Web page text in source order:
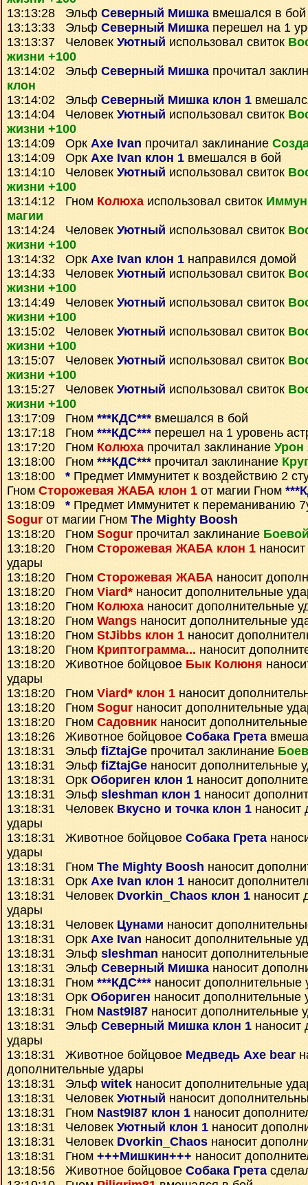
13:13:28 Эльф Северный Мишкавмешался в бой
13:13:33 Эльф Северный Мишка перешел на 1
13:13:37 Человек Уютный использовал свиток
жизни +100
13:14:02 Эльф Северный Мишкапрочитал
клон
13:14:02 Эльф Северный Мишка клон 1
13:14:04 Человек Уютный использовал свиток
жизни +100
13:14:09 Орк Axe Ivan прочитал заклинание
13:14:09 Орк Axe Ivan клон 1 вмешался в бой
13:14:10 Человек Уютный использовал свиток
жизни +100
13:14:12 Гном Колюха использовал свиток
магии
13:14:24 Человек Уютный использовал свиток
жизни +100
13:14:32 Орк Axe Ivan клон 1 направился домой
13:14:33 Человек Уютный использовал свиток
жизни +100
13:14:49 Человек Уютный использовал свиток
жизни +100
13:15:02 Человек Уютный использовал свиток
жизни +100
13:15:07 Человек Уютный использовал свиток
жизни +100
13:15:27 Человек Уютный использовал свиток
жизни +100
13:17:09 Гном ***КДС*** вмешался в бой
13:17:18 Гном ***КДС*** перешел на 1 уровень
13:17:20 Гном Колюхапрочитал заклинание Урон
13:18:00 Гном ***КДС*** прочитал заклинание
13:18:00 * Предмет Иммунитет к воздействию 2
Гном Сторожевая ЖАБА клон 1 от магии Гном
13:18:09 * Предмет Иммунитет к переманиванию
Sogur от магии Гном The Mighty Boosh
13:18:20 Гном Sogur прочитал заклинание
13:18:20 Гном Сторожевая ЖАБА клон 1
удары
13:18:20 Гном Сторожевая ЖАБА наносит
13:18:20 Гном Viard* наносит дополнительные
13:18:20 Гном Колюхананосит дополнительные
13:18:20 Гном Wangs наносит дополнительные
13:18:20 Гном StJibbs клон 1 наносит
13:18:20 Гном Криптограмма... наносит
13:18:20 Животное бойцовое Бык Колюня
удары
13:18:20 Гном Viard* клон 1 наносит
13:18:20 Гном Sogur наносит дополнительные
13:18:20 Гном Садовник наносит
13:18:26 Животное бойцовое Собака Грета
13:18:31 Эльф fiZtajGe прочитал заклинание
13:18:31 Эльф fiZtajGe наносит дополнительные
13:18:31 Орк Обориген клон 1 наносит
13:18:31 Эльф sleshman клон 1 наносит
13:18:31 Человек Вкусно и точка клон 1 наносит
удары
13:18:31 Животное бойцовое Собака Грета
удары
13:18:31 Гном The Mighty Boosh наносит
13:18:31 Орк Axe Ivan клон 1 наносит
13:18:31 Человек Dvorkin_Chaos клон 1 наносит
удары
13:18:31 Человек Цунами наносит
13:18:31 Орк Axe Ivan наносит дополнительные
13:18:31 Эльф sleshman наносит
13:18:31 Эльф Северный Мишкананосит
13:18:31 Гном ***КДС*** наносит дополнительные
13:18:31 Орк Обориген наносит дополнительные
13:18:31 Гном Nast9I87 наносит дополнительные
13:18:31 Эльф Северный Мишка клон 1 наносит
удары
13:18:31 Животное бойцовое Медведь Axe bear
дополнительные удары
13:18:31 Эльф witek наносит дополнительные
13:18:31 Человек Уютный наносит
13:18:31 Гном Nast9I87 клон 1 наносит
13:18:31 Человек Уютный клон 1 наносит
13:18:31 Человек Dvorkin_Chaos наносит
13:18:31 Гном +++Мишкин+++ наносит
13:18:56 Животное бойцовое Собака Грета